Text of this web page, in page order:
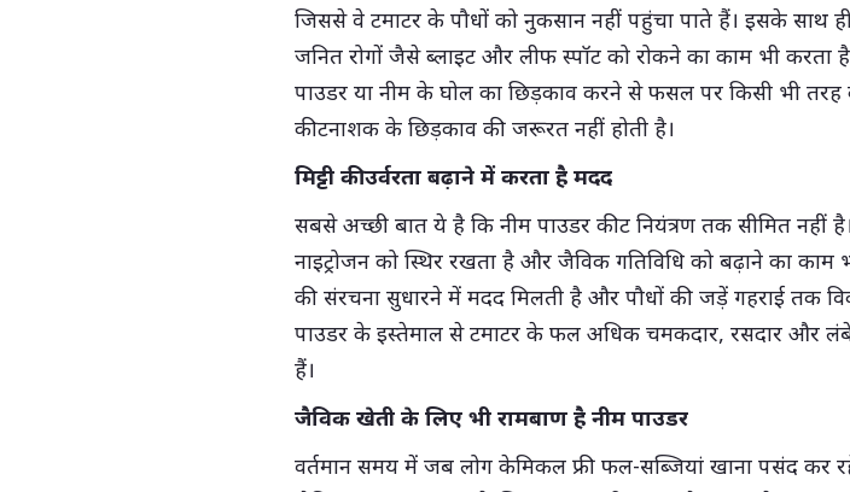
जिससे वे टमाटर के पौधों को नुकसान नहीं पहुंचा पाते हैं। इसके साथ
जनित रोगों जैसे ब्लाइट और लीफ स्पॉट को रोकने का काम भी करता
पाउडर या नीम के घोल का छिड़काव करने से फसल पर किसी भी तरह
कीटनाशक के छिड़काव की जरूरत नहीं होती है।
मिट्टी की उर्वरता बढ़ाने में करता है मदद
सबसे अच्छी बात ये है कि नीम पाउडर कीट नियंत्रण तक सीमित नहीं
नाइट्रोजन को स्थिर रखता है और जैविक गतिविधि को बढ़ाने का काम
की संरचना सुधारने में मदद मिलती है और पौधों की जड़ें गहराई तक
पाउडर के इस्तेमाल से टमाटर के फल अधिक चमकदार, रसदार और
हैं।
जैविक खेती के लिए भी रामबाण है नीम पाउडर
वर्तमान समय में जब लोग केमिकल फ्री फल-सब्जियां खाना पसंद कर